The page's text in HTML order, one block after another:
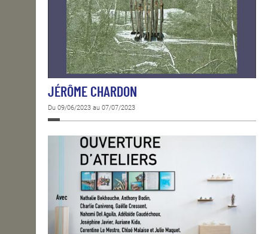
JÉRÔME CHARDON
Du 09/06/2023 au 07/07/2023